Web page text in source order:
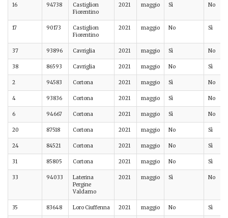
16 94738
Castiglion
Fiorentino
2021 maggio Sì No
17 90173
Castiglion
Fiorentino
2021 maggio No Sì
37 93896 Cavriglia 2021 maggio Sì No
38 86593 Cavriglia 2021 maggio No Sì
2 94583 Cortona 2021 maggio Sì No
4 93836 Cortona 2021 maggio Sì No
6 94667 Cortona 2021 maggio Sì No
20 87518 Cortona 2021 maggio No Sì
24 84521 Cortona 2021 maggio No Sì
31 85805 Cortona 2021 maggio No Sì
33 94033
Laterina
Pergine
Valdarno
2021 maggio Sì No
35 83648 Loro Ciuffenna 2021 maggio No Sì